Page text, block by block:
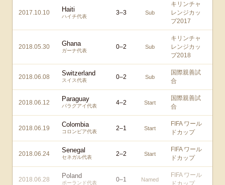
2017.10.10 Haiti
ハイチ代表
3–3 Sub
キリンチャ
レンジカッ
プ2017
2018.05.30 Ghana
ガーナ代表
0–2 Sub
キリンチャ
レンジカッ
プ2018
2018.06.08 Switzerland
スイス代表 0–2 Sub
国際親善試
合
2018.06.12 Paraguay
パラグアイ代表 4–2 Start
国際親善試
合
2018.06.19 Colombia
コロンビア代表 2–1 Start
FIFA ワール
ドカップ
2018.06.24 Senegal
セネガル代表 2–2 Start
FIFA ワール
ドカップ
2018.06.28 Poland
ポーランド代表 0–1 Named
FIFA ワール
ドカップ